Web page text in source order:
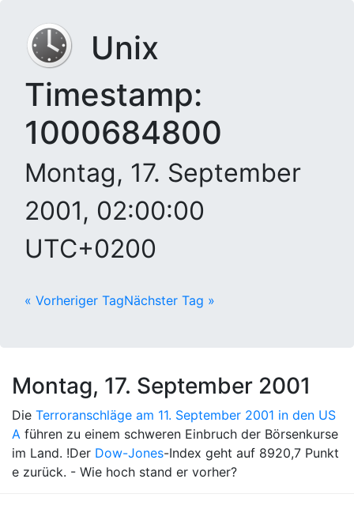
Unix
Timestamp:
1000684800
Montag, 17. September
2001, 02:00:00
UTC+0200
« Vorheriger TagNächster Tag »
Montag, 17. September 2001
Die Terroranschläge am 11. September 2001 in den US
A führen zu einem schweren Einbruch der Börsenkurse
im Land. !Der Dow-Jones-Index geht auf 8920,7 Punkt
e zurück. - Wie hoch stand er vorher?